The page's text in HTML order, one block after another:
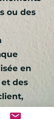
ou des
en
des